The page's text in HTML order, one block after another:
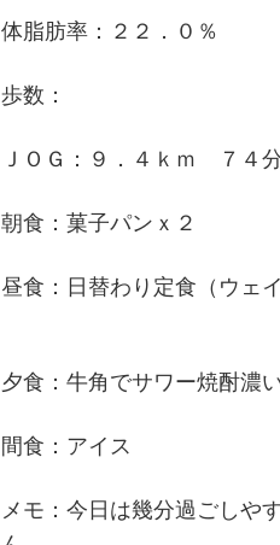
体脂肪率：２２．０％
歩数：
ＪＯＧ：９．４ｋｍ ７４
朝食：菓子パンｘ２
昼食：日替わり定食（ウェ
夕食：牛角でサワー焼酎濃
間食：アイス
メモ：今日は幾分過ごし